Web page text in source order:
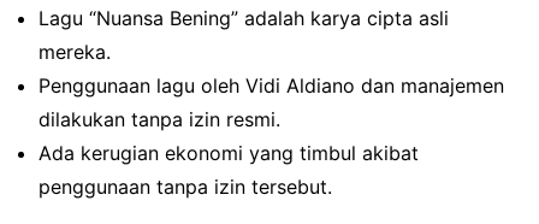
Lagu “Nuansa Bening” adalah karya cipta asli
mereka.
Penggunaan lagu oleh Vidi Aldiano dan manajemen
dilakukan tanpa izin resmi.
Ada kerugian ekonomi yang timbul akibat
penggunaan tanpa izin tersebut.